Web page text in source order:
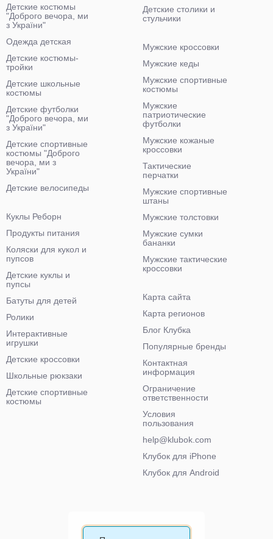
Детские столики и
стульчики
Детские костюмы
"Доброго вечора, ми
з України"
Одежда детская
Детские костюмы-
тройки
Детские школьные
костюмы
Детские футболки
"Доброго вечора, ми
з України"
Детские спортивные
костюмы "Доброго
вечора, ми з
України"
Детские велосипеды
Мужские кроссовки
Мужские кеды
Мужские спортивные
костюмы
Мужские
патриотические
футболки
Мужские кожаные
кроссовки
Тактические
перчатки
Мужские спортивные
штаны
Мужские толстовки
Мужские сумки
бананки
Мужские тактические
кроссовки
Куклы Реборн
Продукты питания
Коляски для кукол и
пупсов
Детские куклы и
пупсы
Батуты для детей
Ролики
Интерактивные
игрушки
Детские кроссовки
Школьные рюкзаки
Детские спортивные
костюмы
Карта сайта
Карта регионов
Блог Клубка
Популярные бренды
Контактная
информация
Ограничение
ответственности
Условия
пользования
help@klubok.com
Клубок для iPhone
Клубок для Android